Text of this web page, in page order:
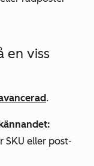
en viss
.
SKU eller post-